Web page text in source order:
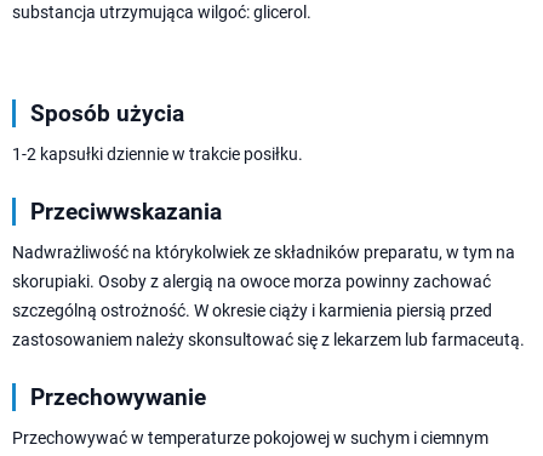
substancja utrzymująca wilgoć: glicerol.
Sposób użycia
1-2 kapsułki dziennie w trakcie posiłku.
Przeciwwskazania
Nadwrażliwość na którykolwiek ze składników preparatu, w tym na
skorupiaki. Osoby z alergią na owoce morza powinny zachować
szczególną ostrożność. W okresie ciąży i karmienia piersią przed
zastosowaniem należy skonsultować się z lekarzem lub farmaceutą.
Przechowywanie
Przechowywać w temperaturze pokojowej w suchym i ciemnym